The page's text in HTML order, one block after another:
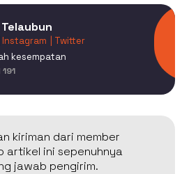
| Instagram
| Twitter
kesempatan
191
kiriman dari member
artikel ini sepenuhnya
jawab pengirim.